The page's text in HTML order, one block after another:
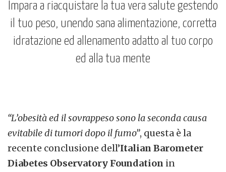
Impara a riacquistare la tua vera salute gestendo
il tuo peso, unendo sana alimentazione, corretta
idratazione ed allenamento adatto al tuo corpo
ed alla tua mente
“L’obesità ed il sovrappeso sono la seconda causa
evitabile di tumori dopo il fumo”, questa è la
recente conclusione dell’Italian Barometer
Diabetes Observatory Foundation in